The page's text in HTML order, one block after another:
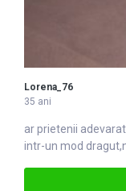
Lorena_76
35 ani
ar prietenii
intr-un mod